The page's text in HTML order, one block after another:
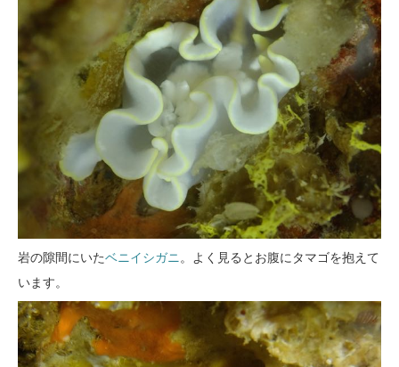
岩の隙間にいたベニイシガニ。よく見るとお腹にタマゴを抱えて
います。